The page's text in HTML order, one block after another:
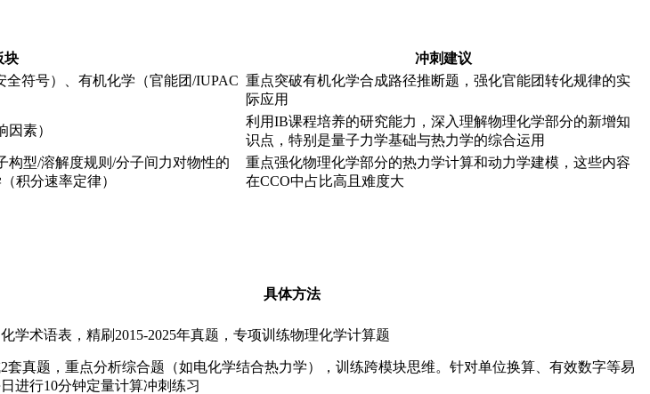
块
冲刺建议
符号）、有机化学（官能团/IUPAC 重点突破有机化学合成路径推断题，强化官能团转化规律的实
际应用
素）
利用IB课程培养的研究能力，深入理解物理化学部分的新增知
识点，特别是量子力学基础与热力学的综合运用
构型/溶解度规则/分子间力对物性的
积分速率定律）
重点强化物理化学部分的热力学计算和动力学建模，这些内容
在CCO中占比高且难度大
具体方法
学术语表，精刷2015-2025年真题，专项训练物理化学计算题
套真题，重点分析综合题（如电化学结合热力学），训练跨模块思维。针对单位换算、有效数字等易
进行10分钟定量计算冲刺练习